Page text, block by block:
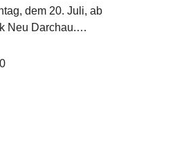
dem 20. Juli, ab
Neu Darchau.…
0